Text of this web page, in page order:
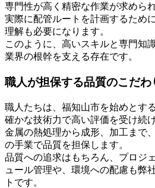
専門性が高く精密な作業が求められ
実際に配管ルートを計画するため
理解も必要になります。
このように、高いスキルと専門知
業界の根幹を支える存在です。
職人が担保する品質のこだわ
職人たちは、福知山市を始めとす
確かな技術力で高い評価を受け続
金属の熱処理から成形、加工まで
の手業で品質を担保します。
品質への追求はもちろん、プロジ
ュール管理や、環境への配慮も弊
トです。